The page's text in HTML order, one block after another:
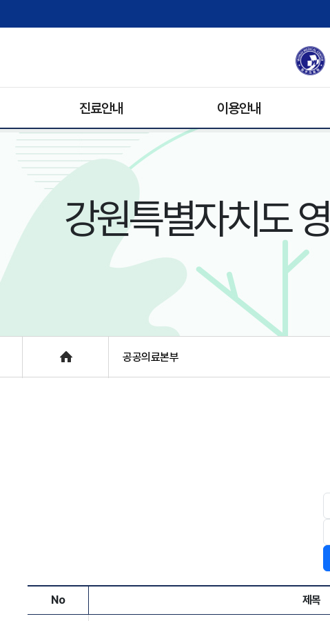
진료안내
진료과/의료진
입/퇴원안내
비급여 수가 안내
진료협력팀
이용안내
기록사본발급
주차안내
전화번호 안내
오시는 길
층별안내
강원특별자치도
공공의료본부
No 제목